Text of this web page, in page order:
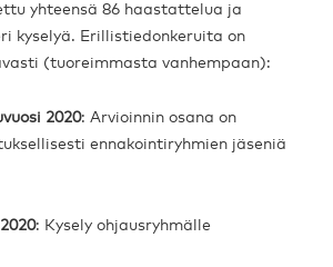
yhteensä 86 haastattelua ja
kyselyä. Erillistiedonkeruita on
(tuoreimmasta vanhempaan):
2020: Arvioinnin osana on
ennakointiryhmien jäseniä
: Kysely ohjausryhmälle